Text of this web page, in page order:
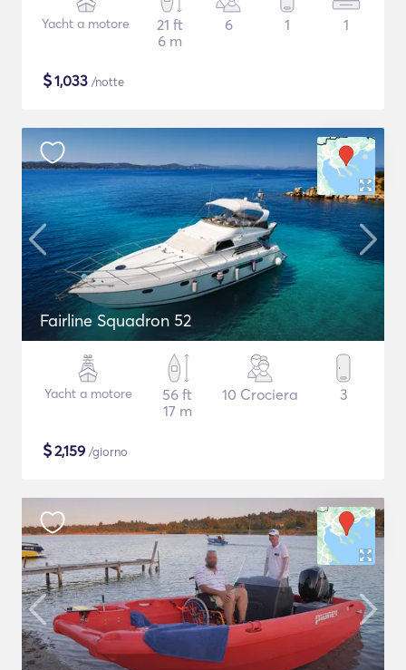
Yacht a motore
21 ft
6 m
6 1 1
$1,033 /notte
Fairline Squadron 52
Yacht a motore
56 ft
17 m
10 Crociera 3
$2,159 /giorno